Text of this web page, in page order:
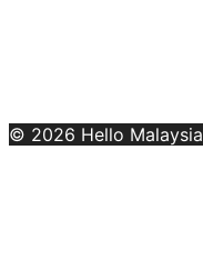
© 2026 Hello Malaysia